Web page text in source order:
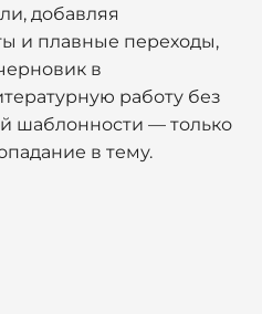
добавляя
и плавные переходы,
в
работу без
шаблонности — только
в тему.